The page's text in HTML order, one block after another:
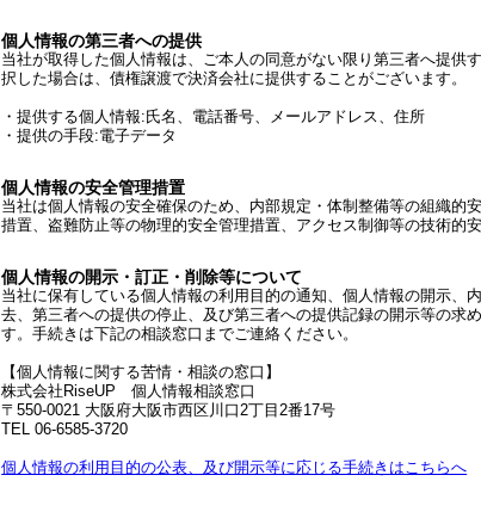
個人情報の第三者への提供
当社が取得した個人情報は、ご本人の同意がない限り第三者へ提供
択した場合は、債権譲渡で決済会社に提供することがございます。
・提供する個人情報:氏名、電話番号、メールアドレス、住所
・提供の手段:電子データ
個人情報の安全管理措置
当社は個人情報の安全確保のため、内部規定・体制整備等の組織的
措置、盗難防止等の物理的安全管理措置、アクセス制御等の技術的
個人情報の開示・訂正・削除等について
当社に保有している個人情報の利用目的の通知、個人情報の開示、
去、第三者への提供の停止、及び第三者への提供記録の開示等の求
す。手続きは下記の相談窓口までご連絡ください。
【個人情報に関する苦情・相談の窓口】
株式会社RiseUP 個人情報相談窓口
〒550-0021 大阪府大阪市西区川口2丁目2番17号
TEL 06-6585-3720
個人情報の利用目的の公表、及び開示等に応じる手続きはこちらへ